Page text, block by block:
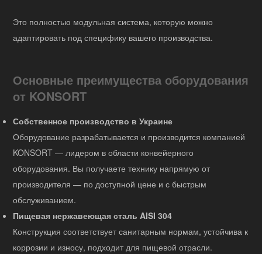
Это полностью модульная система, которую можно
адаптировать под специфику вашего производства.
Основные преимущества оборудования
от KONSORT
Собственное производство в Украине
Оборудование разрабатывается и производится компанией
KONSORT — лидером в области конвейерного
оборудования. Вы получаете технику напрямую от
производителя — по доступной цене и с быстрым
обслуживанием.
Пищевая нержавеющая сталь AISI 304
Конструкция соответствует санитарным нормам, устойчива к
коррозии и износу, подходит для пищевой отрасли.